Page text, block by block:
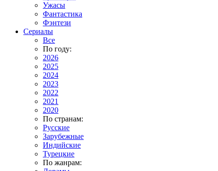
Ужасы
Фантастика
Фэнтези
Сериалы
Все
По году:
2026
2025
2024
2023
2022
2021
2020
По странам:
Русские
Зарубежные
Индийские
Турецкие
По жанрам: